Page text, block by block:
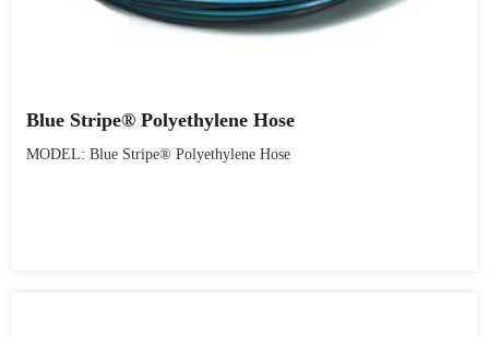
Blue Stripe® Polyethylene Hose
MODEL: Blue Stripe® Polyethylene Hose